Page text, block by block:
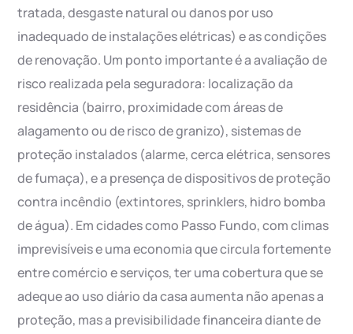
tratada, desgaste natural ou danos por uso
inadequado de instalações elétricas) e as condições
de renovação. Um ponto importante é a avaliação de
risco realizada pela seguradora: localização da
residência (bairro, proximidade com áreas de
alagamento ou de risco de granizo), sistemas de
proteção instalados (alarme, cerca elétrica, sensores
de fumaça), e a presença de dispositivos de proteção
contra incêndio (extintores, sprinklers, hidro bomba
de água). Em cidades como Passo Fundo, com climas
imprevisíveis e uma economia que circula fortemente
entre comércio e serviços, ter uma cobertura que se
adeque ao uso diário da casa aumenta não apenas a
proteção, mas a previsibilidade financeira diante de